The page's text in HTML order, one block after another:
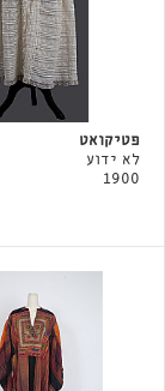
פטיקואט
לא ידוע
1900